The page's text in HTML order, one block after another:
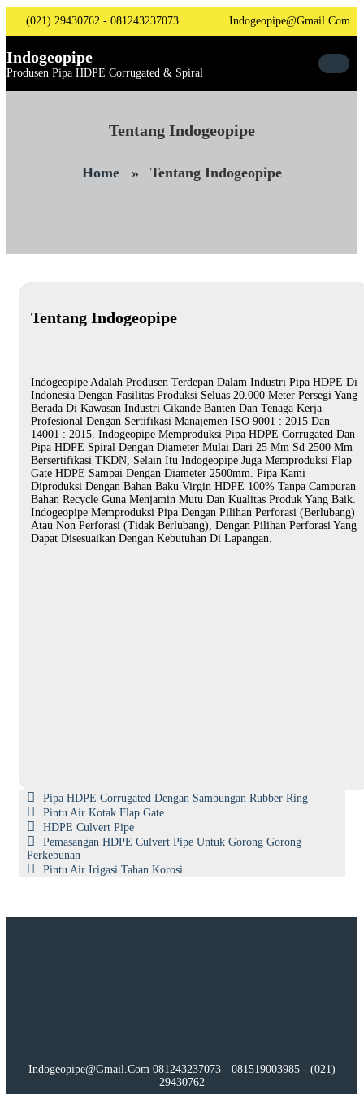
Content
(021) 29430762 - 081243237073 Indogeopipe@gmail.com
Indogeopipe
Produsen Pipa HDPE Corrugated & Spiral
Tentang Indogeopipe
Home » Tentang Indogeopipe
Tentang Indogeopipe
Indogeopipe Adalah Produsen Terdepan Dalam Industri Pipa HDPE Di
Indonesia Dengan Fasilitas Produksi Seluas 20.000 Meter Persegi Yang
Berada Di Kawasan Industri Cikande Banten Dan Tenaga Kerja
Profesional Dengan Sertifikasi Manajemen ISO 9001 : 2015 Dan
14001 : 2015. Indogeopipe Memproduksi Pipa HDPE Corrugated Dan
Pipa HDPE Spiral Dengan Diameter Mulai Dari 25 Mm Sd 2500 Mm
Bersertifikasi TKDN, Selain Itu Indogeopipe Juga Memproduksi Flap
Gate HDPE Sampai Dengan Diameter 2500mm. Pipa Kami
Diproduksi Dengan Bahan Baku Virgin HDPE 100% Tanpa Campuran
Bahan Recycle Guna Menjamin Mutu Dan Kualitas Produk Yang Baik.
Indogeopipe Memproduksi Pipa Dengan Pilihan Perforasi (berlubang)
Atau Non Perforasi (tidak Berlubang), Dengan Pilihan Perforasi Yang
Dapat Disesuaikan Dengan Kebutuhan Di Lapangan.
Pipa HDPE Corrugated Dengan Sambungan Rubber Ring
Pintu Air Kotak Flap Gate
HDPE Culvert Pipe
Pemasangan HDPE Culvert Pipe Untuk Gorong Gorong
Perkebunan
Pintu Air Irigasi Tahan Korosi
Indogeopipe@gmail.com 081243237073 - 081519003985 - (021)
29430762